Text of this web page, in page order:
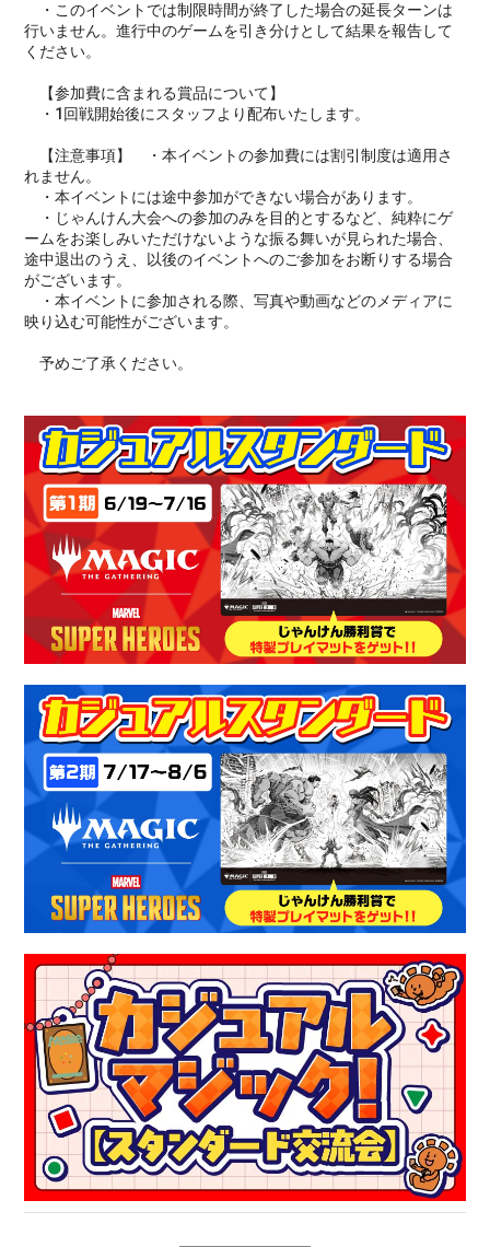
・このイベントでは制限時間が終了した場合の延長ターンは
行いません。進行中のゲームを引き分けとして結果を報告して
ください。
【参加費に含まれる賞品について】
・1回戦開始後にスタッフより配布いたします。
【注意事項】 ・本イベントの参加費には割引制度は適用さ
れません。
・本イベントには途中参加ができない場合があります。
・じゃんけん大会への参加のみを目的とするなど、純粋にゲ
ームをお楽しみいただけないような振る舞いが見られた場合、
途中退出のうえ、以後のイベントへのご参加をお断りする場合
がございます。
・本イベントに参加される際、写真や動画などのメディアに
映り込む可能性がございます。
予めご了承ください。